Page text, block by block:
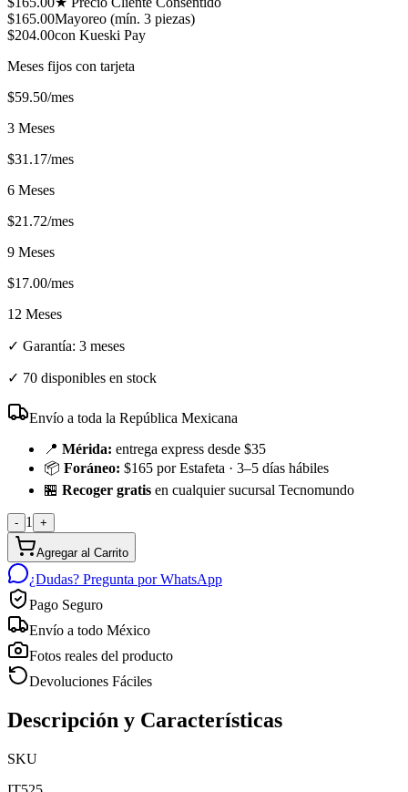
$165.00Mayoreo (mín. 3 piezas)
$204.00con Kueski Pay
Meses fijos con tarjeta
$59.50/mes
3 Meses
$31.17/mes
6 Meses
$21.72/mes
9 Meses
$17.00/mes
12 Meses
✓ Garantía: 3 meses
✓ 70 disponibles en stock
Envío a toda la República Mexicana
📍 Mérida: entrega express desde $35
📦 Foráneo: $165 por Estafeta · 3–5 días hábiles
🏪 Recoger gratis en cualquier sucursal Tecnomundo
- 1 +
Agregar al Carrito
¿Dudas? Pregunta por WhatsApp
Pago Seguro
Envío a todo México
Fotos reales del producto
Devoluciones Fáciles
Descripción y Características
SKU